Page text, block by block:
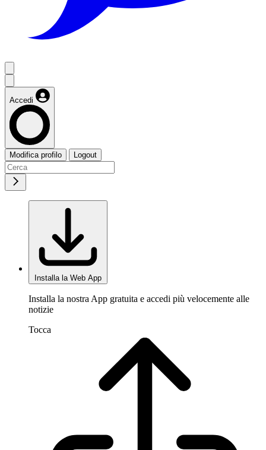
Accedi
Modifica profilo Logout
Installa la Web App
Installa la nostra App gratuita e accedi più velocemente alle
notizie
Tocca